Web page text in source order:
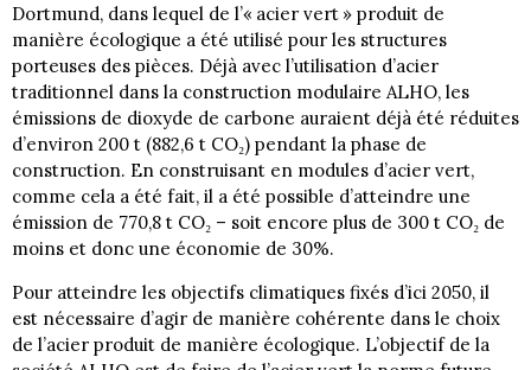
Dortmund, dans lequel de l’« acier vert » produit de
manière écologique a été utilisé pour les structures
porteuses des pièces. Déjà avec l’utilisation d’acier
traditionnel dans la construction modulaire ALHO, les
émissions de dioxyde de carbone auraient déjà été réduites
d’environ 200 t (882,6 t CO₂) pendant la phase de
construction. En construisant en modules d’acier vert,
comme cela a été fait, il a été possible d’atteindre une
émission de 770,8 t CO₂ – soit encore plus de 300 t CO₂ de
moins et donc une économie de 30%.
Pour atteindre les objectifs climatiques fixés d’ici 2050, il
est nécessaire d’agir de manière cohérente dans le choix
de l’acier produit de manière écologique. L’objectif de la